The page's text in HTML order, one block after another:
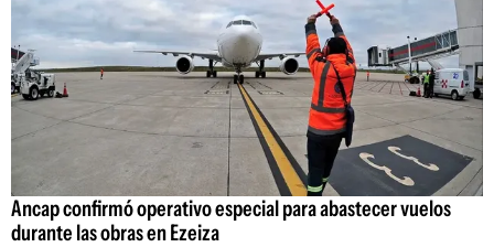
Ancap confirmó operativo especial para abastecer vuelos
durante las obras en Ezeiza